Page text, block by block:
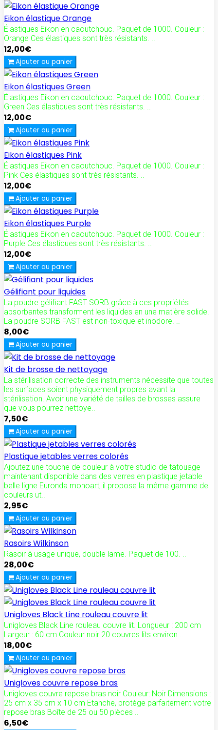
Eikon élastique Orange
Élastiques Eikon en caoutchouc. Paquet de 1000. Couleur :
Orange Ces élastiques sont très résistants. ..
12,00€
Ajouter au panier
Eikon élastiques Green
Élastiques Eikon en caoutchouc. Paquet de 1000. Couleur :
Green Ces élastiques sont très résistants. ..
12,00€
Ajouter au panier
Eikon élastiques Pink
Élastiques Eikon en caoutchouc. Paquet de 1000. Couleur :
Pink Ces élastiques sont très résistants. ..
12,00€
Ajouter au panier
Eikon élastiques Purple
Élastiques Eikon en caoutchouc. Paquet de 1000. Couleur :
Purple Ces élastiques sont très résistants. ..
12,00€
Ajouter au panier
Gélifiant pour liquides
La poudre gélifiant FAST SORB grâce à ces propriétés
absorbantes transforment les liquides en une matière solide.
La poudre SORB FAST est non-toxique et inodore. ..
8,00€
Ajouter au panier
Kit de brosse de nettoyage
La stérilisation correcte des instruments nécessite que toutes
les surfaces soient physiquement propres avant la
stérilisation. Avoir une variété de tailles de brosses assure
que vous pourrez nettoye..
7,50€
Ajouter au panier
Plastique jetables verres colorés
Ajoutez une touche de couleur à votre studio de tatouage
maintenant disponible dans des verres en plastique jetable
belle ligne Euronda monoart, il propose la même gamme de
couleurs ut..
2,95€
Ajouter au panier
Rasoirs Wilkinson
Rasoir à usage unique, double lame. Paquet de 100. ..
28,00€
Ajouter au panier
Unigloves Black Line rouleau couvre lit
Unigloves Black Line rouleau couvre lit. Longueur : 200 cm
Largeur : 60 cm Couleur noir 20 couvres lits environ ..
18,00€
Ajouter au panier
Unigloves couvre repose bras
Unigloves couvre repose bras noir Couleur: Noir Dimensions :
25 cm x 35 cm x 10 cm Etanche, protège parfaitement votre
repose bras Boîte de 25 ou 50 pièces ..
6,50€